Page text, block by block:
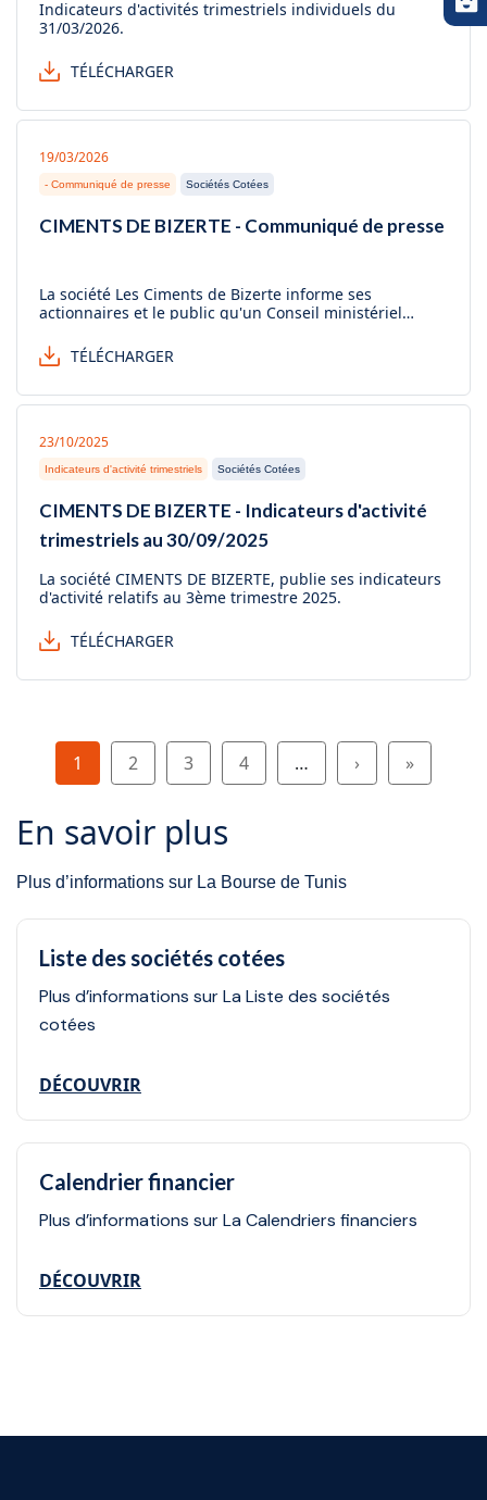
Indicateurs d'activités trimestriels individuels du
31/03/2026.
TÉLÉCHARGER
19/03/2026
- Communiqué de presse Sociétés Cotées
CIMENTS DE BIZERTE - Communiqué de presse
La société Les Ciments de Bizerte informe ses
actionnaires et le public qu'un Conseil ministériel
tenu le 17 mars 2026 au Palais du Gouvernement à la
Kasbah, consacré à la situation de la société Les
TÉLÉCHARGER
23/10/2025
Indicateurs d'activité trimestriels Sociétés Cotées
CIMENTS DE BIZERTE - Indicateurs d'activité
trimestriels au 30/09/2025
La société CIMENTS DE BIZERTE, publie ses indicateurs
d'activité relatifs au 3ème trimestre 2025.
TÉLÉCHARGER
Pagination
Page
1 Page
2 Page
3 Page
4 … Page suivante
› Dernière
»
En savoir plus
Plus d’informations sur La Bourse de Tunis
Liste des sociétés cotées
Plus d’informations sur La Liste des sociétés
cotées
DÉCOUVRIR
Calendrier financier
Plus d’informations sur La Calendriers financiers
DÉCOUVRIR